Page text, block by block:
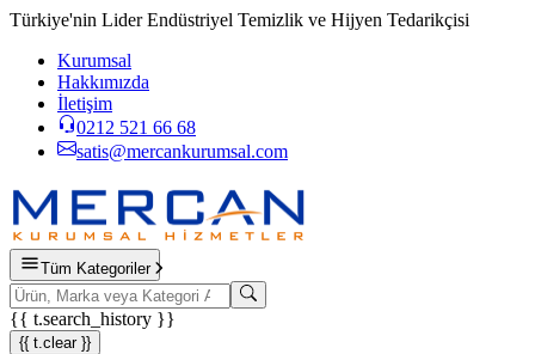
Türkiye'nin Lider Endüstriyel Temizlik ve Hijyen Tedarikçisi
Kurumsal
Hakkımızda
İletişim
0212 521 66 68
satis@mercankurumsal.com
Tüm Kategoriler
{{ t.search_history }}
{{ t.clear }}